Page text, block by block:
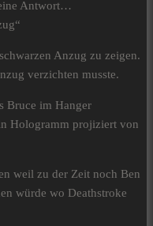
Antwort…
Anzug zu zeigen.
verzichten musste.
Bruce im Hanger
Hologramm projiziert von
weil zu der Zeit noch Ben
würde wo Deathstroke